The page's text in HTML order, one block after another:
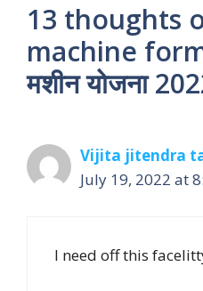
13 thoughts
machine form
मशीन योजना
Vijita jitendra
July 19, 2022 at
I need off this